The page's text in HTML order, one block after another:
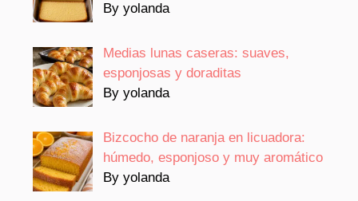
By yolanda
Medias lunas caseras: suaves,
esponjosas y doraditas
By yolanda
Bizcocho de naranja en licuadora:
húmedo, esponjoso y muy aromático
By yolanda